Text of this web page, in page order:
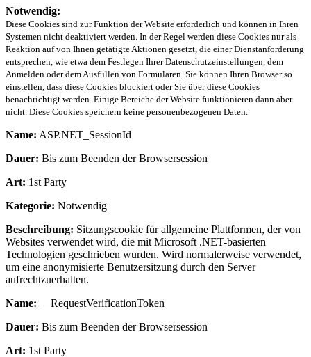
Notwendig:
Diese Cookies sind zur Funktion der Website erforderlich und können in Ihren
Systemen nicht deaktiviert werden. In der Regel werden diese Cookies nur als
Reaktion auf von Ihnen getätigte Aktionen gesetzt, die einer Dienstanforderung
entsprechen, wie etwa dem Festlegen Ihrer Datenschutzeinstellungen, dem
Anmelden oder dem Ausfüllen von Formularen. Sie können Ihren Browser so
einstellen, dass diese Cookies blockiert oder Sie über diese Cookies
benachrichtigt werden. Einige Bereiche der Website funktionieren dann aber
nicht. Diese Cookies speichern keine personenbezogenen Daten.
Name: ASP.NET_SessionId
Dauer: Bis zum Beenden der Browsersession
Art: 1st Party
Kategorie: Notwendig
Beschreibung: Sitzungscookie für allgemeine Plattformen, der von
Websites verwendet wird, die mit Microsoft .NET-basierten
Technologien geschrieben wurden. Wird normalerweise verwendet,
um eine anonymisierte Benutzersitzung durch den Server
aufrechtzuerhalten.
Name: __RequestVerificationToken
Dauer: Bis zum Beenden der Browsersession
Art: 1st Party